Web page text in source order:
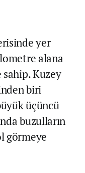
yer
alana
sahip. Kuzey
biri
üçüncü
buzulların
görmeye